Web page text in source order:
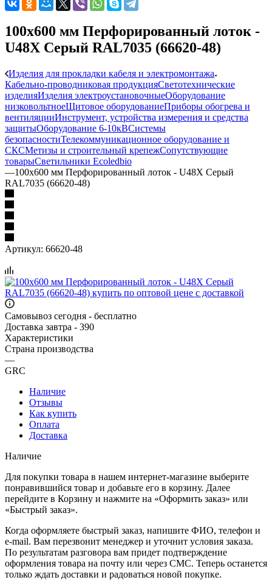
100х600 мм Перфорированный лоток -
U48X Серый RAL7035 (66620-48)
Изделия для прокладки кабеля и электромонтажа
Кабельно-проводниковая продукцияСветотехнические
изделияИзделия электроустановочныеОборудование
низковольтноеЩитовое оборудованиеПриборы обогрева и
вентиляцииИнструмент, устройства измерения и средства
защитыОборудование 6-10кВСистемы
безопасностиТелекоммуникационное оборудование и
СКСМетизы и строительный крепежСопутствующие
товарыСветильники Ecoledbio
—100х600 мм Перфорированный лоток - U48X Серый
RAL7035 (66620-48)
Артикул: 66620-48
Самовывоз сегодня - бесплатно
Доставка завтра - 390
Характеристики
Страна производства
—
GRC
Наличие
Отзывы
Как купить
Оплата
Доставка
Наличие
Для покупки товара в нашем интернет-магазине выберите
понравившийся товар и добавьте его в корзину. Далее
перейдите в Корзину и нажмите на «Оформить заказ» или
«Быстрый заказ».
Когда оформляете быстрый заказ, напишите ФИО, телефон и
e-mail. Вам перезвонит менеджер и уточнит условия заказа.
По результатам разговора вам придет подтверждение
оформления товара на почту или через СМС. Теперь останется
только ждать доставки и радоваться новой покупке.